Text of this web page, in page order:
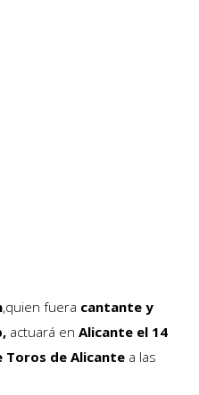
,quien fuera cantante y
actuará en Alicante el 14
Toros de Alicante a las